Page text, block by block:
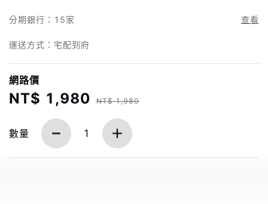
分期銀行： 15家 查看
運送方式：宅配到府
網路價
NT$ 1,980 NT$ 1,980
數量 1